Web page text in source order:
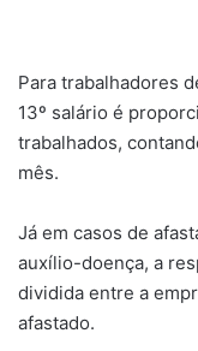
Para trabalhadores
13º salário é
trabalhados,
mês.
Já em casos de
auxílio-doença, a
dividida entre a
afastado.